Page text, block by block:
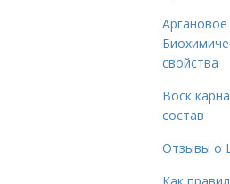
свойства
Воск
состав
Отзывы о